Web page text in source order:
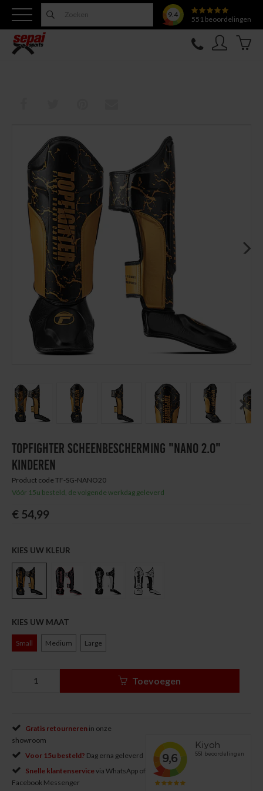
9.4
551 beoordelingen
Kleding
Uitrusting
Training
Verzorging
Overige
Thuis trainen
Blog
Previous Next
TOPFIGHTER SCHEENBESCHERMING "NANO 2.0"
KINDEREN
Product code TF-SG-NANO20
Vóór 15u besteld, de volgende werkdag geleverd
€ 54,99
KIES UW KLEUR
KIES UW MAAT
Small Medium Large
Toevoegen
Gratis retourneren in onze
showroom
Voor 15u besteld? Dag erna geleverd
Snelle klantenservicevia WhatsApp of
Facebook Messenger